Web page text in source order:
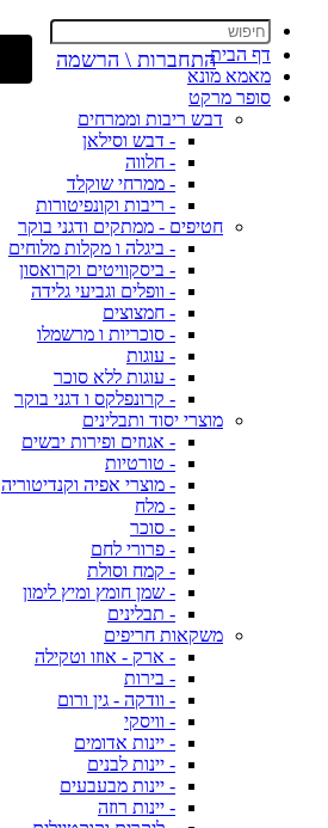
דף הבית
מאמא מונא
סופר מרקט
דבש ריבות וממרחים
- דבש וסילאן
- חלווה
- ממרחי שוקלד
- ריבות וקונפיטורות
חטיפים - ממתקים ודגני בוקר
- ביגלה ו מקלות מלוחים
- ביסקוויטים וקרואסון
- וופלים וגביעי גלידה
- חמצוצים
- סוכריות ו מרשמלו
- עוגות
- עוגות ללא סוכר
- קרונפלקס ו דגני בוקר
מוצרי יסוד ותבלינים
- אגוזים ופירות יבשים
- טורטיות
- מוצרי אפיה וקנדיטוריה
- מלח
- סוכר
- פרורי לחם
- קמח וסולת
- שמן חומץ ומיץ לימון
- תבלינים
משקאות חריפים
- ארק - אוזו וטקילה
- בירות
- וודקה - גין ורום
- וויסקי
- יינות אדומים
- יינות לבנים
- יינות מבעבעים
- יינות רוזה
התחברות \ הרשמה